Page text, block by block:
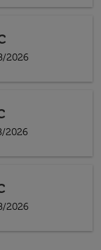
2026
2026
2026